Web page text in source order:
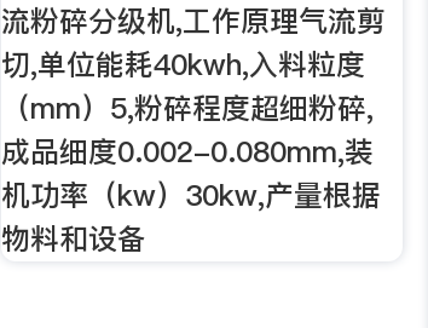
流粉碎分级机,工作原理气流剪
切,单位能耗40kwh,入料粒度
（mm）5,粉碎程度超细粉碎,
成品细度0.002-0.080mm,装
机功率（kw）30kw,产量根据
物料和设备